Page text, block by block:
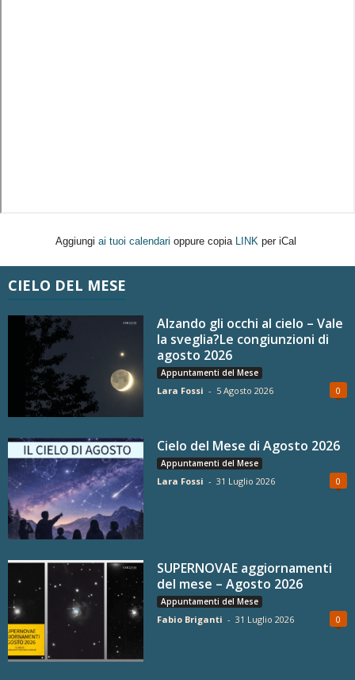
Aggiungi ai tuoi calendari oppure copia LINK per iCal
CIELO DEL MESE
Alzando gli occhi al cielo – Vale
la sveglia?Le congiunzioni di
agosto 2026
Appuntamenti del Mese
Lara Fossi - 5 Agosto 2026 0
Cielo del Mese di Agosto 2026
Appuntamenti del Mese
Lara Fossi - 31 Luglio 2026 0
SUPERNOVAE aggiornamenti
del mese – Agosto 2026
Appuntamenti del Mese
Fabio Briganti - 31 Luglio 2026 0